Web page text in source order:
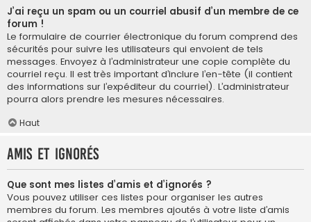
J’ai reçu un spam ou un courriel abusif d’un membre de ce
forum !
Le formulaire de courrier électronique du forum comprend des
sécurités pour suivre les utilisateurs qui envoient de tels
messages. Envoyez à l’administrateur une copie complète du
courriel reçu. Il est très important d’inclure l’en-tête (il contient
des informations sur l’expéditeur du courriel). L’administrateur
pourra alors prendre les mesures nécessaires.
Haut
Amis et ignorés
Que sont mes listes d’amis et d’ignorés ?
Vous pouvez utiliser ces listes pour organiser les autres
membres du forum. Les membres ajoutés à votre liste d’amis